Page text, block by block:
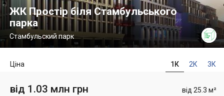
ЖК Простір біля Стамбульського
парка
Стамбульский парк
1К 2К 3К
Ціна
від 25.3 м²
від 1.03 млн грн